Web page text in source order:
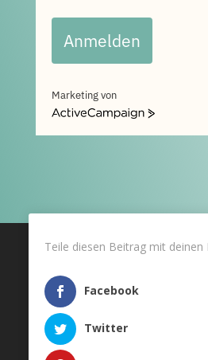
Anmelden
Marketing von
ActiveCampaign
© 2024 Human of
Teile diesen Beitrag mit deinen
Facebook
Twitter